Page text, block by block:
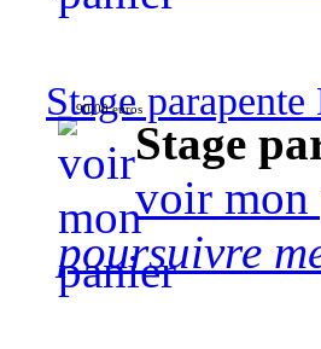
Stage
90,00 euros
Stage
voir mon
poursuivre